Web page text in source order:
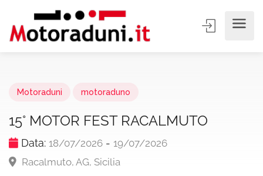
Motoraduni motoraduno
15° MOTOR FEST RACALMUTO
Data: 18/07/2026 - 19/07/2026
Racalmuto, AG, Sicilia